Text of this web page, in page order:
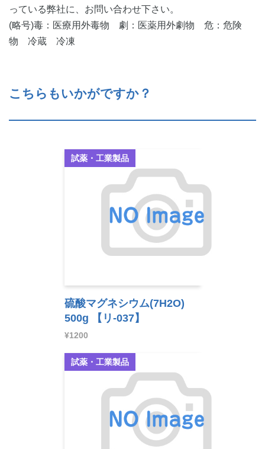
っている弊社に、お問い合わせ下さい。
(略号)毒：医療用外毒物 劇：医薬用外劇物 危：危険
物 冷蔵 冷凍
こちらもいかがですか？
試薬・工業製品
硫酸マグネシウム(7H2O)
500g 【リ-037】
¥1200
試薬・工業製品